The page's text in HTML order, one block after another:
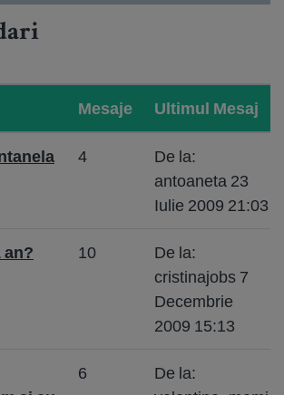
Mesaje Ultimul Mesaj
4
De la:
antoaneta 23
Iulie 2009 21:03
an? 10
De la:
cristinajobs 7
Decembrie
2009 15:13
6
De la: